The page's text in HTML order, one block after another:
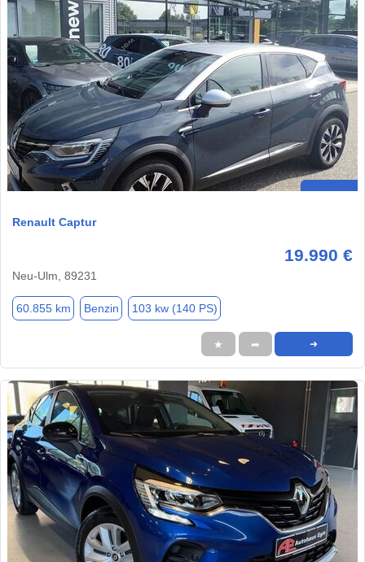
Renault Captur
19.990 €
Neu-Ulm, 89231
60.855 km Benzin 103 kw (140 PS)
★ ➦ ➜